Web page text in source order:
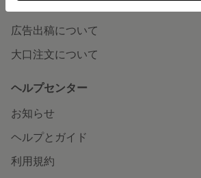
広告出稿について
大口注文について
ヘルプセンター
お知らせ
ヘルプとガイド
利用規約